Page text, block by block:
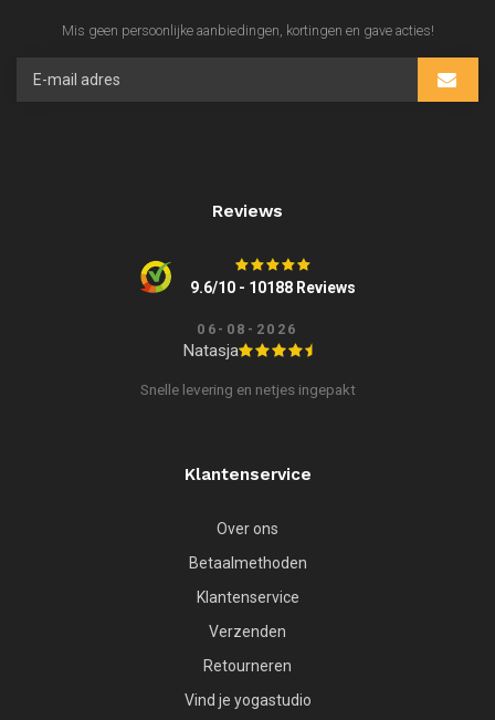
Mis geen persoonlijke aanbiedingen, kortingen en gave acties!
Reviews
9.6/10 - 10188 Reviews
06-08-2026
Natasja
Snelle levering en netjes ingepakt
Klantenservice
Over ons
Betaalmethoden
Klantenservice
Verzenden
Retourneren
Vind je yogastudio